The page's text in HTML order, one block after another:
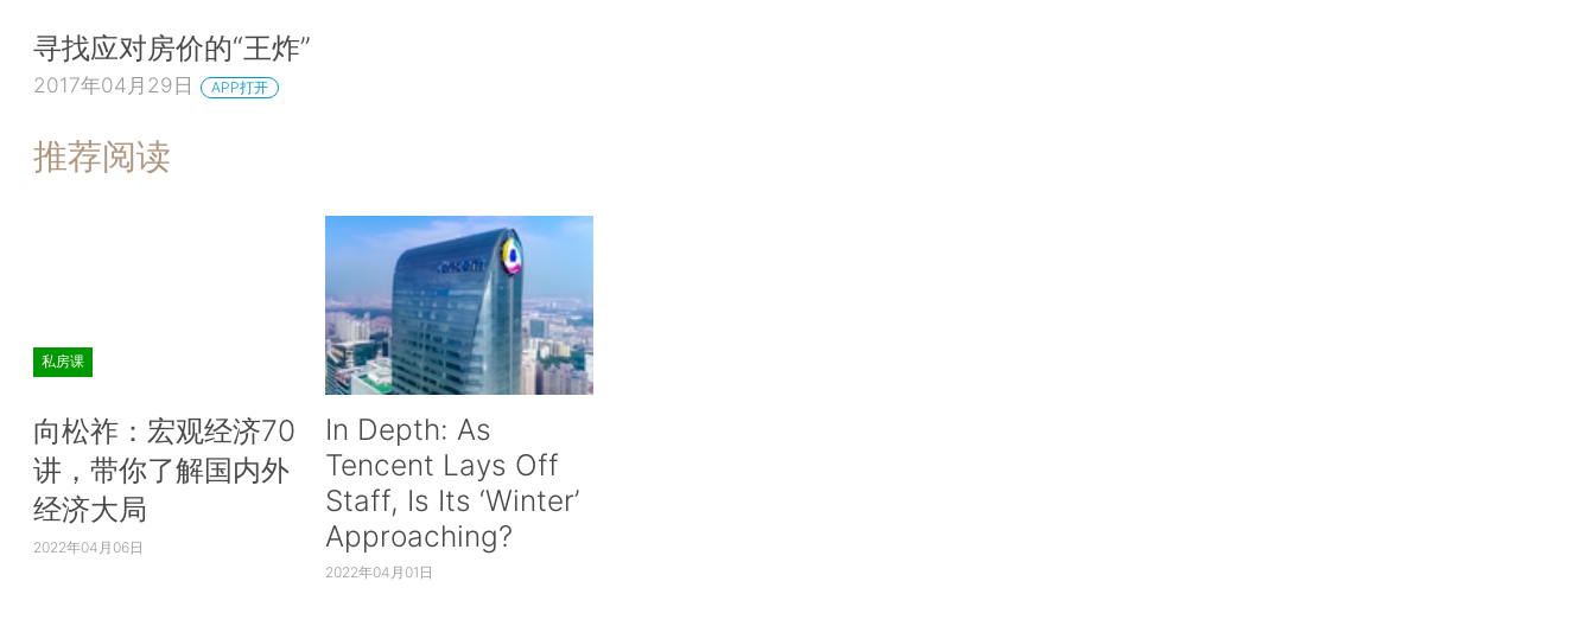
寻找应对房价的“王炸”
2017年04月29日 APP打开
推荐阅读
私房课
向松祚：宏观经济70
讲，带你了解国内外
经济大局
2022年04月06日
In Depth: As
Tencent Lays Off
Staff, Is Its ‘Winter’
Approaching?
2022年04月01日